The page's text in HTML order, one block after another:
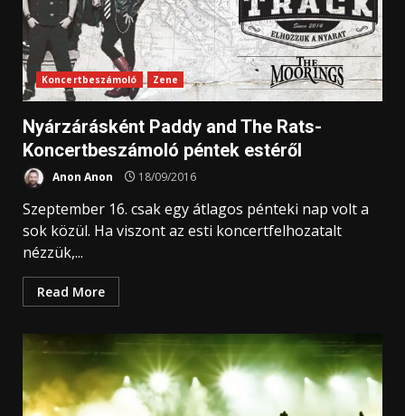
Koncertbeszámoló Zene
Nyárzárásként Paddy and The Rats-
Koncertbeszámoló péntek estéről
Anon Anon 18/09/2016
Szeptember 16. csak egy átlagos pénteki nap volt a
sok közül. Ha viszont az esti koncertfelhozatalt
nézzük,...
Read More